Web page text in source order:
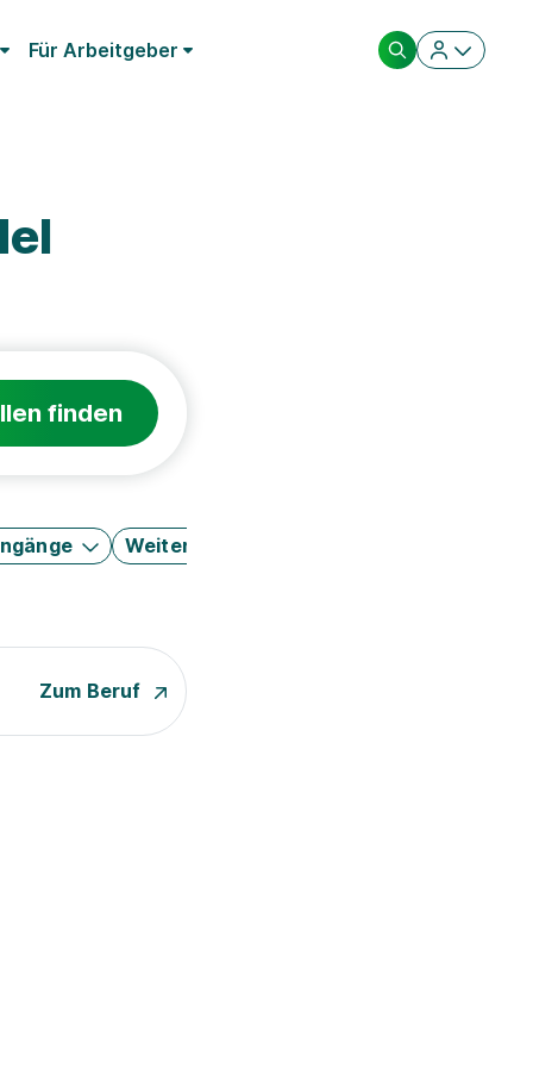
Für Arbeitgeber
finden
Weitere Filter
Zum Beruf